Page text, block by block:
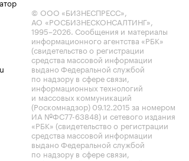
© ООО «БИЗНЕСПРЕСС»,
АО «РОСБИЗНЕСКОНСАЛТИНГ»,
1995–2026. Сообщения и материалы
информационного агентства «РБК»
(свидетельство о регистрации
средства массовой информации
выдано Федеральной службой
по надзору в сфере связи,
информационных технологий
и массовых коммуникаций
(Роскомнадзор) 09.12.2015 за номером
ИА №ФС77-63848) и сетевого издания
«РБК» (свидетельство о регистрации
средства массовой информации
выдано Федеральной службой
по надзору в сфере связи,